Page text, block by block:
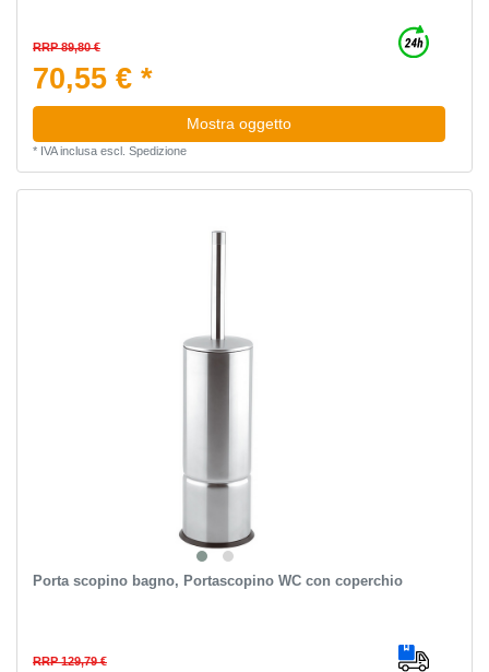
RRP 89,80 €
70,55 € *
Mostra oggetto
* IVA inclusaescl. Spedizione
Porta scopino bagno, Portascopino WC con coperchio
RRP 129,79 €